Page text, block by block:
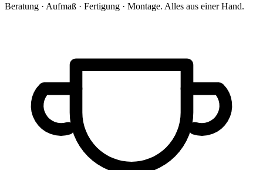
Beratung · Aufmaß · Fertigung · Montage. Alles aus einer Hand.